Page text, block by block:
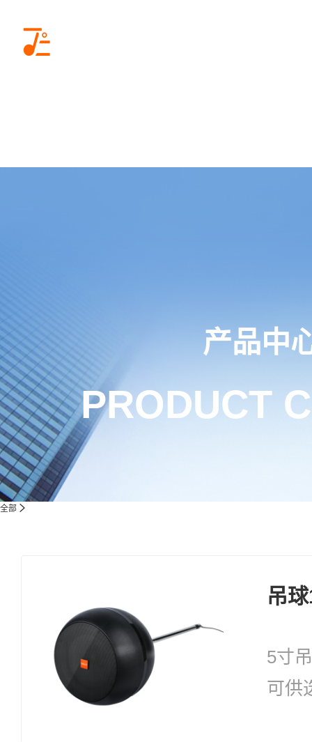
产品中
PRODUCT
全部
吊
5寸
可供